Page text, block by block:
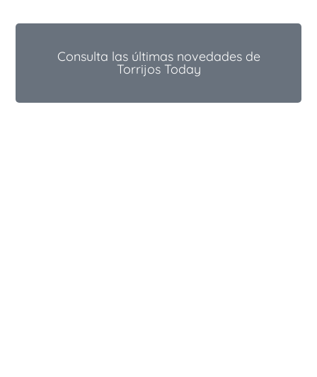
Consulta las últimas novedades de
Torrijos Today